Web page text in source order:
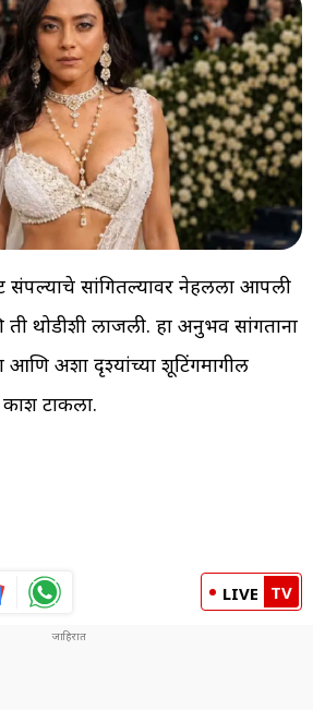
संपल्याचे सांगितल्यावर नेहलला आपली
थोडीशी लाजली. हा अनुभव सांगताना
आणि अशा दृश्यांच्या शूटिंगमागील
टाकला.
LIVE TV